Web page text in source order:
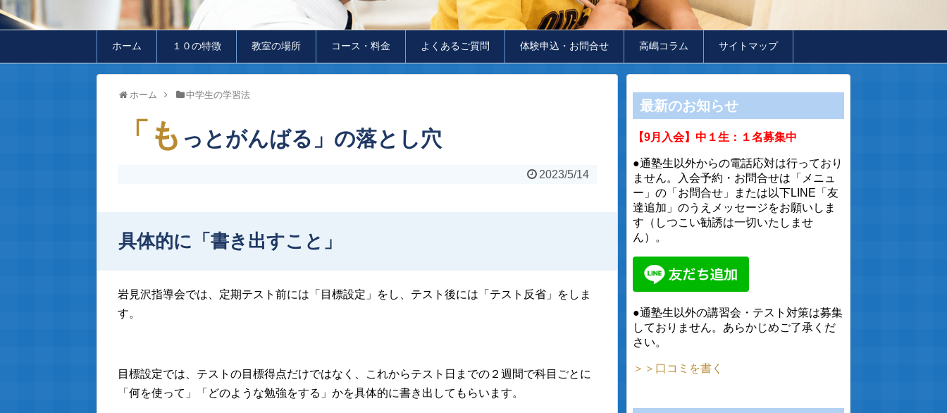
ホーム １０の特徴 教室の場所 コース・料金 よくあるご質問 体験申込・お問合せ 高嶋コラム サイトマップ
ホーム 中学生の学習法
「も っとがんばる」の落とし穴
2023/5/14
具体的に「書き出すこと」
岩見沢指導会では、定期テスト前には「目標設定」をし、テスト後には「テスト反省」をしま
す。
目標設定では、テストの目標得点だけではなく、これからテスト日までの２週間で科目ごとに
「何を使って」「どのような勉強をする」かを具体的に書き出してもらいます。
最新のお知らせ
【9月入会】中１生：１名募集中
●通塾生以外からの電話応対は行っており
ません。入会予約・お問合せは「メニュ
ー」の「お問合せ」または以下LINE「友
達追加」のうえメッセージをお願いしま
す（しつこい勧誘は一切いたしませ
ん）。
●通塾生以外の講習会・テスト対策は募集
しておりません。あらかじめご了承くだ
さい。
＞＞口コミを書く